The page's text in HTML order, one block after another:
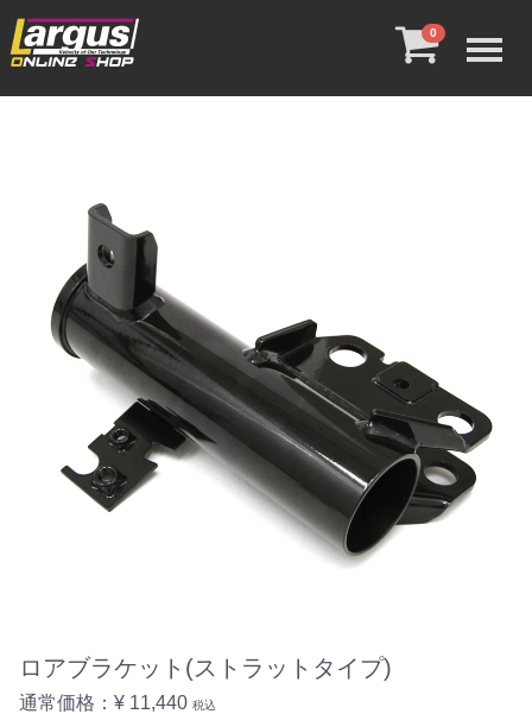
0
ロアブラケット(ストラットタイプ)
通常価格： ¥ 11,440 税込